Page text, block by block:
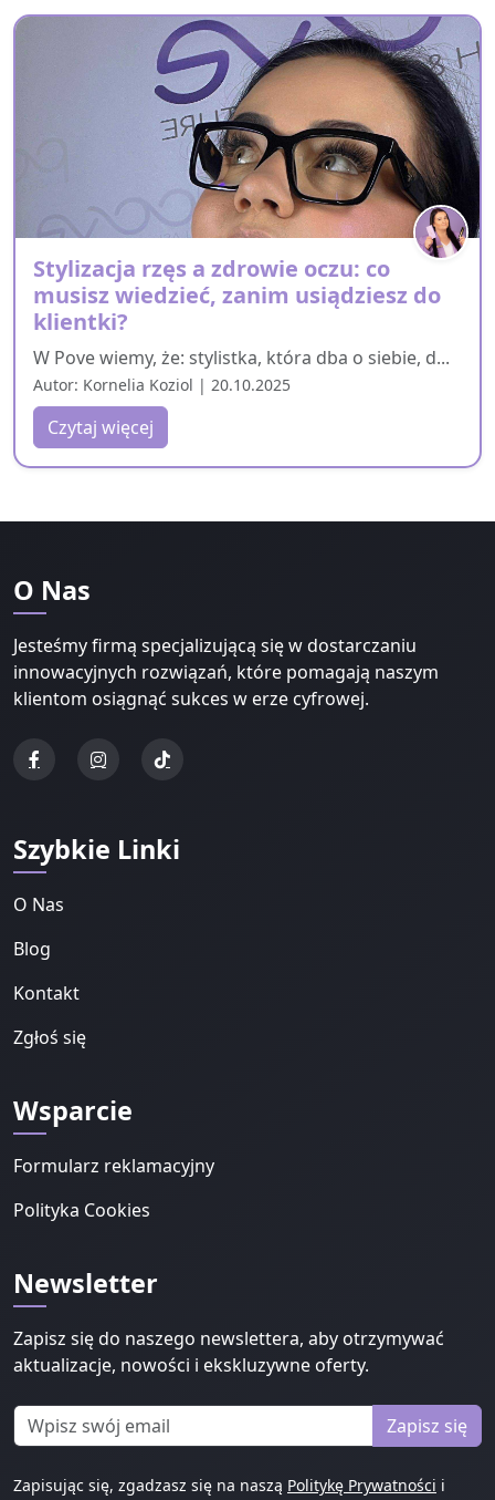
Stylizacja rzęs a zdrowie oczu: co
musisz wiedzieć, zanim usiądziesz do
klientki?
W Pove wiemy, że: stylistka, która dba o siebie, d...
Autor: Kornelia Koziol | 20.10.2025
Czytaj więcej
O Nas
Jesteśmy firmą specjalizującą się w dostarczaniu
innowacyjnych rozwiązań, które pomagają naszym
klientom osiągnąć sukces w erze cyfrowej.
Szybkie Linki
O Nas
Blog
Kontakt
Zgłoś się
Wsparcie
Formularz reklamacyjny
Polityka Cookies
Newsletter
Zapisz się do naszego newslettera, aby otrzymywać
aktualizacje, nowości i ekskluzywne oferty.
Zapisz się
Zapisując się, zgadzasz się na naszą Politykę Prywatności i